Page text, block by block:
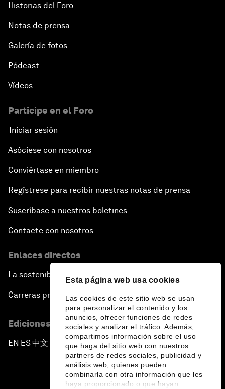
Esta página web usa cookies
Las cookies de este sitio web se usan
para personalizar el contenido y los
anuncios, ofrecer funciones de redes
sociales y analizar el tráfico. Además,
compartimos información sobre el uso
que haga del sitio web con nuestros
partners de redes sociales, publicidad y
análisis web, quienes pueden
combinarla con otra información que les
haya proporcionado o que hayan
Historias del Foro
Notas de prensa
Galería de fotos
Pódcast
Vídeos
Participe en el Foro
Iniciar sesión
Asóciese con nosotros
Conviértase en miembro
Regístrese para recibir nuestras notas de prensa
Suscríbase a nuestros boletines
Contacte con nosotros
Enlaces directos
La sostenibilidad en el Foro
Carreras profesionales
Ediciones en otros idiomas
EN ▪ES▪中文▪ 日本語